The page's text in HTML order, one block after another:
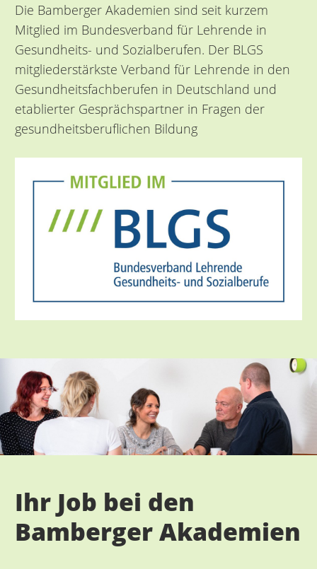
Die Bamberger Akademien sind seit kurzem
Mitglied im Bundesverband für Lehrende in
Gesundheits- und Sozialberufen. Der BLGS
mitgliederstärkste Verband für Lehrende in den
Gesundheitsfachberufen in Deutschland und
etablierter Gesprächspartner in Fragen der
gesundheitsberuflichen Bildung
Ihr Job bei den
Bamberger Akademien